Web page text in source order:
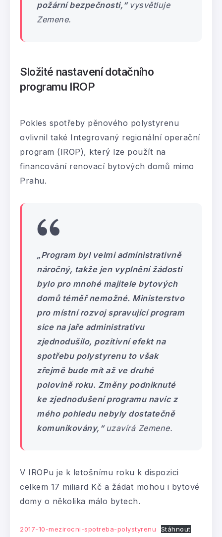
požární bezpečnosti,“ vysvětluje
Zemene.
Složité nastavení dotačního
programu IROP
Pokles spotřeby pěnového polystyrenu
ovlivnil také Integrovaný regionální operační
program (IROP), který lze použít na
financování renovací bytových domů mimo
Prahu.
„Program byl velmi administrativně
náročný, takže jen vyplnění žádosti
bylo pro mnohé majitele bytových
domů téměř nemožné. Ministerstvo
pro místní rozvoj spravující program
sice na jaře administrativu
zjednodušilo, pozitivní efekt na
spotřebu polystyrenu to však
zřejmě bude mít až ve druhé
polovině roku. Změny podniknuté
ke zjednodušení programu navíc z
mého pohledu nebyly dostatečně
komunikovány,“ uzavírá Zemene.
V IROPu je k letošnímu roku k dispozici
celkem 17 miliard Kč a žádat mohou i bytové
domy o několika málo bytech.
2017-10-mezirocni-spotreba-polystyrenu Stáhnout